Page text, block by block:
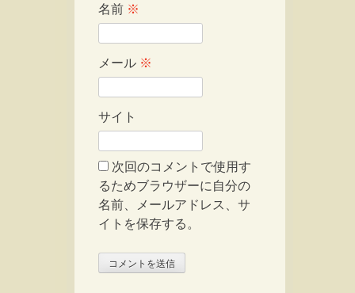
名前 ※
メール ※
サイト
次回のコメントで使用す
るためブラウザーに自分の
名前、メールアドレス、サ
イトを保存する。